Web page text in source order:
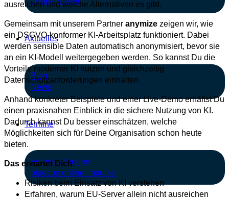
Aktuelles
Blog
News
Termine
Veranstaltungen
bluecue online impulse
ausreichen und welche Alternativen es gibt.
Gemeinsam mit unserem Partner anymize zeigen wir, wie
ein DSGVO-konformer KI-Arbeitsplatz funktioniert. Dabei
werden sensible Daten automatisch anonymisiert, bevor sie
an ein KI-Modell weitergegeben werden. So kannst Du die
Vorteile moderner KI nutzen und gleichzeitig
Datenschutzanforderungen einhalten.
Anhand konkreter Beispiele und einer Live-Demo erhältst Du
einen praxisnahen Einblick in die sichere Nutzung von KI.
Dadurch kannst Du besser einschätzen, welche
Möglichkeiten sich für Deine Organisation schon heute
bieten.
Das erwartet Dich:
Risiken beim Einsatz von KI verstehen
Erfahren, warum EU-Server allein nicht ausreichen